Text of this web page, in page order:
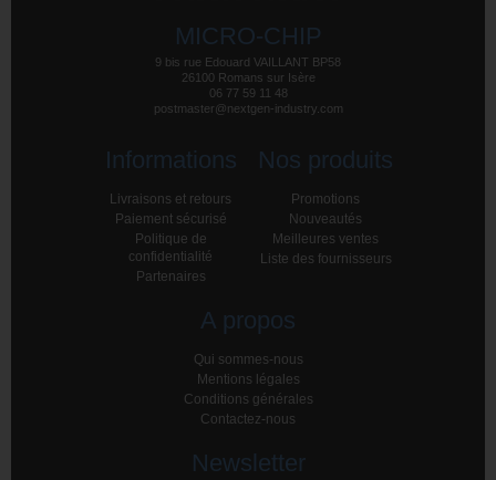
MICRO-CHIP
9 bis rue Edouard VAILLANT BP58
26100 Romans sur Isère
06 77 59 11 48
postmaster@nextgen-industry.com
Informations
Livraisons et retours
Paiement sécurisé
Politique de
confidentialité
Partenaires
Nos produits
Promotions
Nouveautés
Meilleures ventes
Liste des fournisseurs
A propos
Qui sommes-nous
Mentions légales
Conditions générales
Contactez-nous
Newsletter